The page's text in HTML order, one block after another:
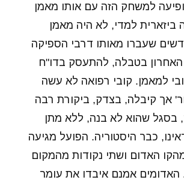
למשחק הזה עם אותו מאמן
ביזארית למדי, לא היה מאמן
שעברו מאותו דרבי הספיקה
בטבלה, להתעסק בדו"ח
למאמן. קובי רפואה לא עשה
אך קיבלה, בצדק, ביקורת רבה
בסגל שהוא לא בנה, ללא מתן
כבר היסטוריה. הפועל מגיעה
נקודה בלבד מהקו האדום ושתי נקודות מהמקום
אמנם איבדו את עומר